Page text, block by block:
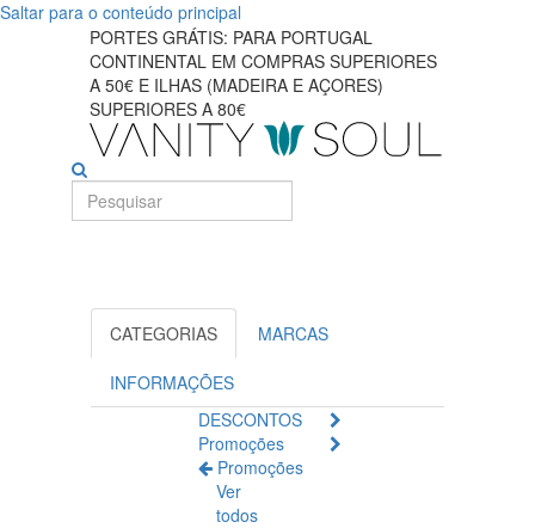
Saltar para o conteúdo principal
Fortaleça
cabelo
com
produtos
queda
PORTES GRÁTIS: PARA PORTUGAL
CONTINENTAL EM COMPRAS SUPERIORES
A 50€ E ILHAS (MADEIRA E AÇORES)
SUPERIORES A 80€
CATEGORIAS MARCAS
INFORMAÇÕES
DESCONTOS
Promoções
Promoções
Ver
todos